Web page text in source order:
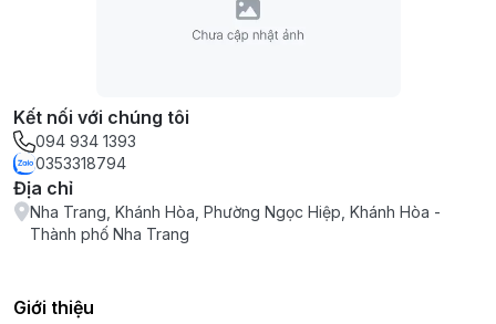
Kết nối với chúng tôi
094 934 1393
0353318794
Địa chỉ
Nha Trang, Khánh Hòa, Phường Ngọc Hiệp, Khánh Hòa -
Thành phố Nha Trang
Giới thiệu